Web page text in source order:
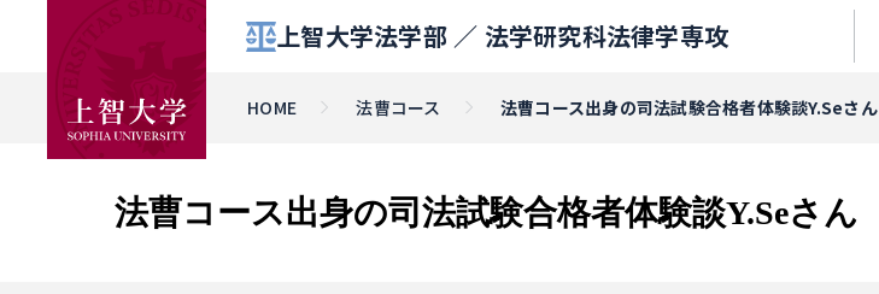
上智大学法学部 ／ 法学研究科法律学専攻
HOME 法曹コース 法曹コース出身の司法試験合格者体験談Y.Seさん
法曹コース出身の司法試験合格者体験談Y.Seさん